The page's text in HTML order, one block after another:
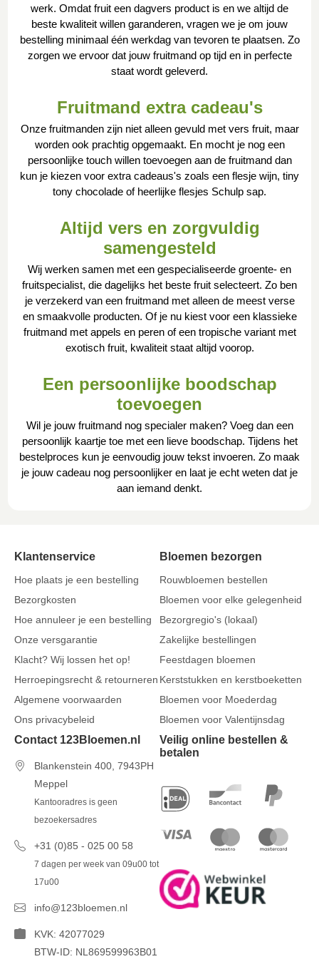
werk. Omdat fruit een dagvers product is en we altijd de
beste kwaliteit willen garanderen, vragen we je om jouw
bestelling minimaal één werkdag van tevoren te plaatsen. Zo
zorgen we ervoor dat jouw fruitmand op tijd en in perfecte
staat wordt geleverd.
Fruitmand extra cadeau's
Onze fruitmanden zijn niet alleen gevuld met vers fruit, maar
worden ook prachtig opgemaakt. En mocht je nog een
persoonlijke touch willen toevoegen aan de fruitmand dan
kun je kiezen voor extra cadeaus's zoals een flesje wijn, tiny
tony chocolade of heerlijke flesjes Schulp sap.
Altijd vers en zorgvuldig
samengesteld
Wij werken samen met een gespecialiseerde groente- en
fruitspecialist, die dagelijks het beste fruit selecteert. Zo ben
je verzekerd van een fruitmand met alleen de meest verse
en smaakvolle producten. Of je nu kiest voor een klassieke
fruitmand met appels en peren of een tropische variant met
exotisch fruit, kwaliteit staat altijd voorop.
Een persoonlijke boodschap
toevoegen
Wil je jouw fruitmand nog specialer maken? Voeg dan een
persoonlijk kaartje toe met een lieve boodschap. Tijdens het
bestelproces kun je eenvoudig jouw tekst invoeren. Zo maak
je jouw cadeau nog persoonlijker en laat je echt weten dat je
aan iemand denkt.
Klantenservice
Hoe plaats je een bestelling
Bezorgkosten
Hoe annuleer je een bestelling
Onze versgarantie
Klacht? Wij lossen het op!
Herroepingsrecht & retourneren
Algemene voorwaarden
Ons privacybeleid
Bloemen bezorgen
Rouwbloemen bestellen
Bloemen voor elke gelegenheid
Bezorgregio's (lokaal)
Zakelijke bestellingen
Feestdagen bloemen
Kerststukken en kerstboeketten
Bloemen voor Moederdag
Bloemen voor Valentijnsdag
Contact 123Bloemen.nl
Blankenstein 400, 7943PH
Meppel
Kantooradres is geen
bezoekersadres
+31 (0)85 - 025 00 58
7 dagen per week van 09u00 tot
17u00
info@123bloemen.nl
KVK: 42077029
BTW-ID: NL869599963B01
Veilig online bestellen &
betalen